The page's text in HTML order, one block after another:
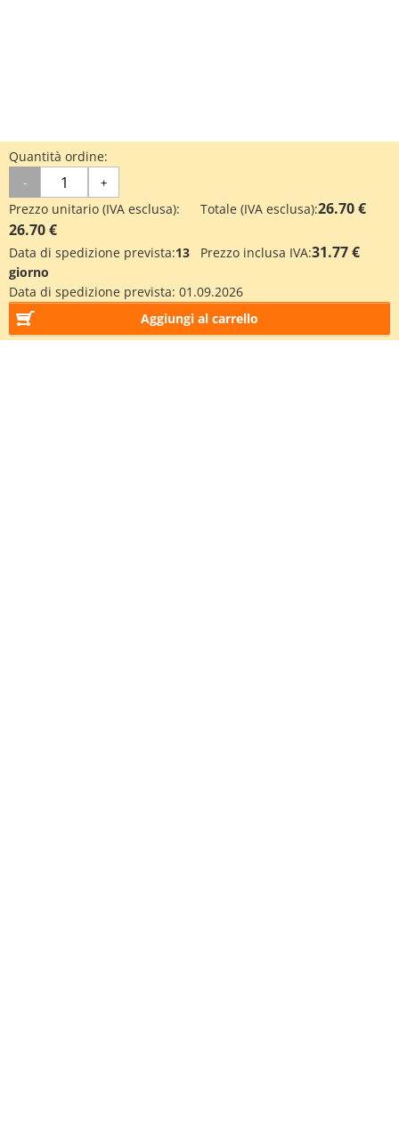
Quantità ordine:
- +
Prezzo unitario (IVA esclusa):
26.70 €
Totale (IVA esclusa):26.70 €
Data di spedizione prevista:13
giorno
Prezzo inclusa IVA:31.77 €
Data di spedizione prevista: 01.09.2026
Aggiungi al carrello